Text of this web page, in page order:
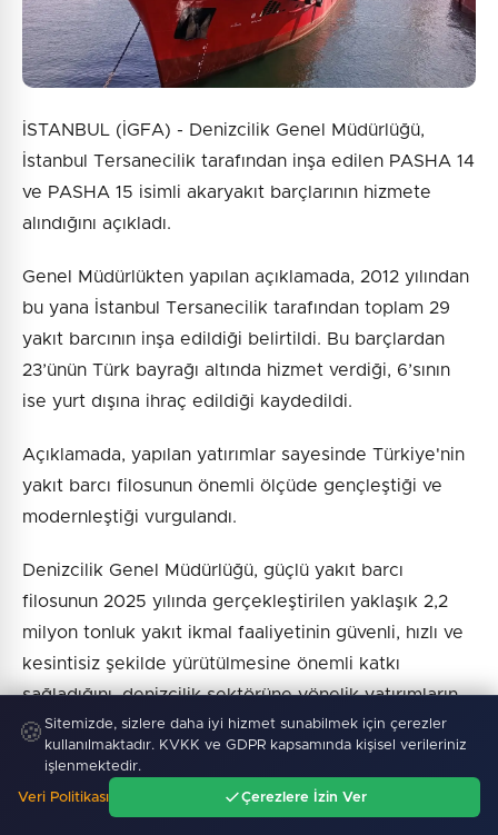
İSTANBUL (İGFA) - Denizcilik Genel Müdürlüğü,
İstanbul Tersanecilik tarafından inşa edilen PASHA 14
ve PASHA 15 isimli akaryakıt barçlarının hizmete
alındığını açıkladı.
Genel Müdürlükten yapılan açıklamada, 2012 yılından
bu yana İstanbul Tersanecilik tarafından toplam 29
yakıt barcının inşa edildiği belirtildi. Bu barçlardan
23’ünün Türk bayrağı altında hizmet verdiği, 6’sının
ise yurt dışına ihraç edildiği kaydedildi.
Açıklamada, yapılan yatırımlar sayesinde Türkiye'nin
yakıt barcı filosunun önemli ölçüde gençleştiği ve
modernleştiği vurgulandı.
Denizcilik Genel Müdürlüğü, güçlü yakıt barcı
filosunun 2025 yılında gerçekleştirilen yaklaşık 2,2
milyon tonluk yakıt ikmal faaliyetinin güvenli, hızlı ve
kesintisiz şekilde yürütülmesine önemli katkı
sağladığını, denizcilik sektörüne yönelik yatırımların
desteklenmeye devam edeceği duyurdu.
🍪 Sitemizde, sizlere daha iyi hizmet sunabilmek için çerezler
kullanılmaktadır. KVKK ve GDPR kapsamında kişisel verileriniz
işlenmektedir.
Veri Politikası Çerezlere İzin Ver
Gündem Ara Menü